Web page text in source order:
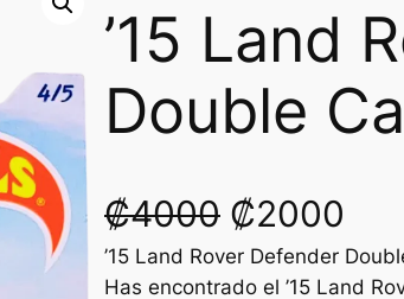
’15 Land
Double
₡4000 O
r
₡2000
u
’15 Land Rover Defender
Has encontrado el ’15 Land